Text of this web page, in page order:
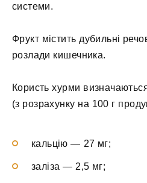
системи.
Фрукт містить дубильні
розлади кишечника.
Користь хурми
(з розрахунку на 100 г
кальцію — 27 мг;
заліза — 2,5 мг;